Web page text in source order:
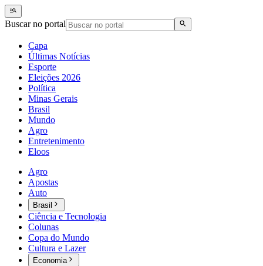
Buscar no portal
Capa
Últimas Notícias
Esporte
Eleições 2026
Política
Minas Gerais
Brasil
Mundo
Agro
Entretenimento
Eloos
Agro
Apostas
Auto
Brasil
Ciência e Tecnologia
Colunas
Copa do Mundo
Cultura e Lazer
Economia